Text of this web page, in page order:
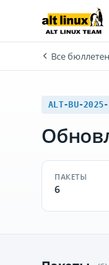
Все
ALT-BU-
ПАКЕТЫ
6